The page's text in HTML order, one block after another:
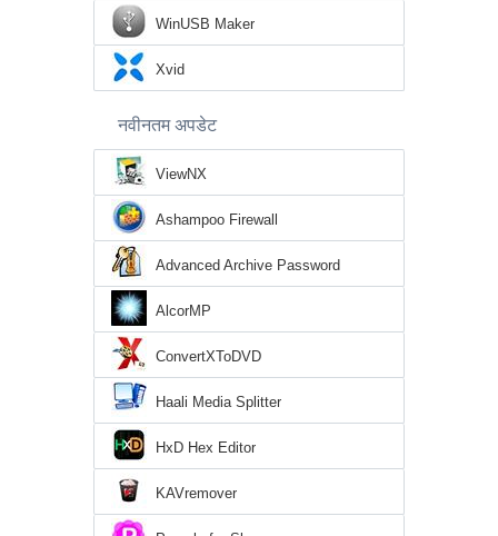
WinUSB Maker
Xvid
नवीनतम अपडेट
ViewNX
Ashampoo Firewall
Advanced Archive Password
Recovery
AlcorMP
ConvertXToDVD
Haali Media Splitter
HxD Hex Editor
KAVremover